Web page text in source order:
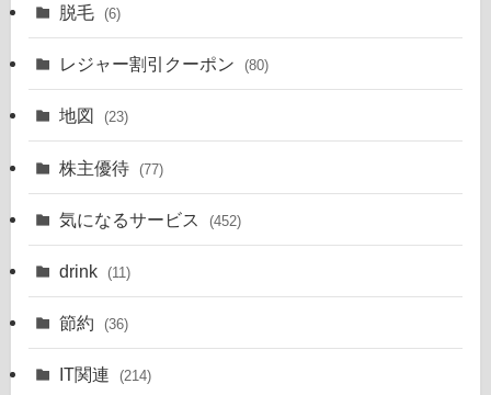
脱毛 (6)
レジャー割引クーポン (80)
地図 (23)
株主優待 (77)
気になるサービス (452)
drink (11)
節約 (36)
IT関連 (214)